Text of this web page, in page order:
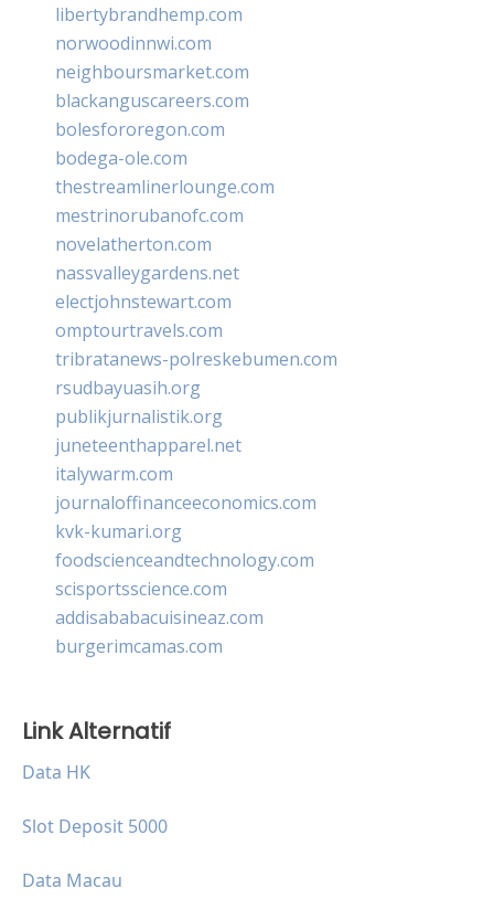
libertybrandhemp.com
norwoodinnwi.com
neighboursmarket.com
blackanguscareers.com
bolesfororegon.com
bodega-ole.com
thestreamlinerlounge.com
mestrinorubanofc.com
novelatherton.com
nassvalleygardens.net
electjohnstewart.com
omptourtravels.com
tribratanews-polreskebumen.com
rsudbayuasih.org
publikjurnalistik.org
juneteenthapparel.net
italywarm.com
journaloffinanceeconomics.com
kvk-kumari.org
foodscienceandtechnology.com
scisportsscience.com
addisababacuisineaz.com
burgerimcamas.com
Link Alternatif
Data HK
Slot Deposit 5000
Data Macau